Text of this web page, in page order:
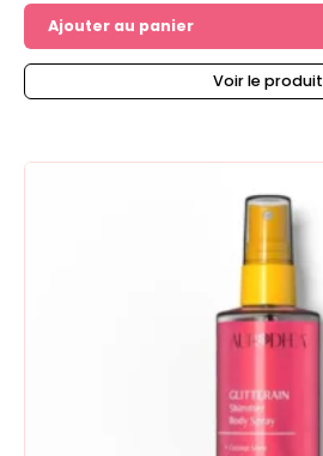
Ajouter au panier
Voir le produit